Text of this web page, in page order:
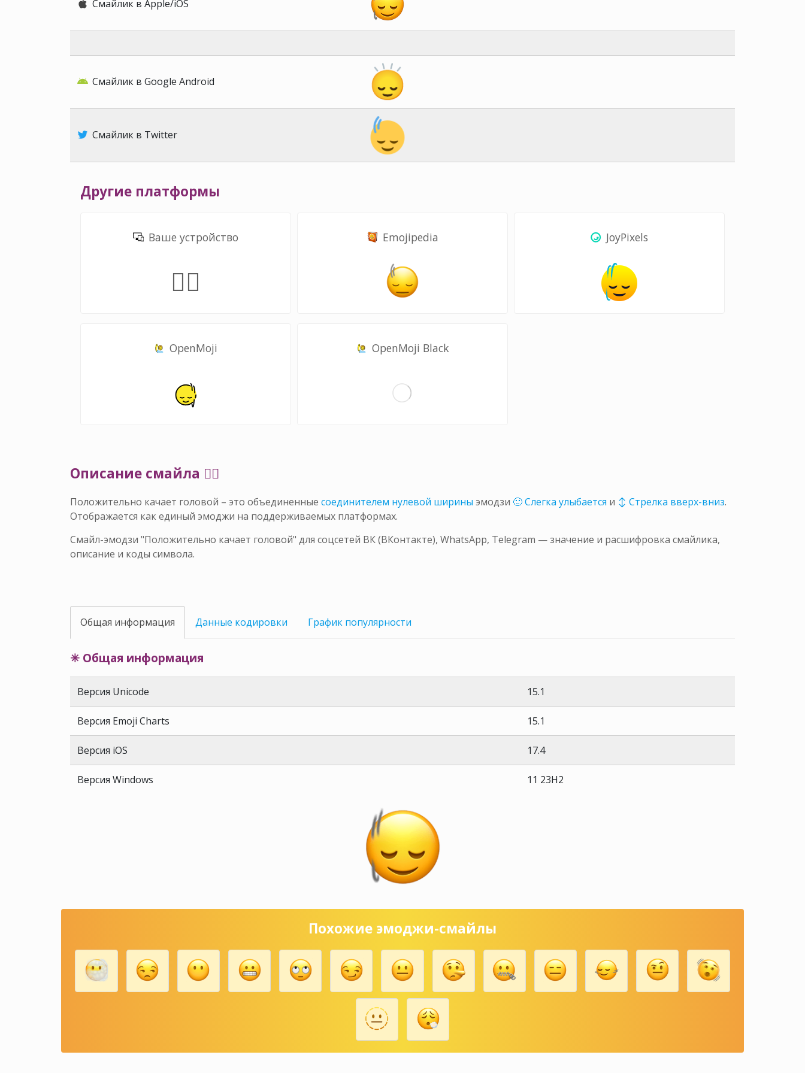
Смайлик в Apple/iOS
Смайлик в Google Android
Смайлик в Twitter
Другие платформы
Ваше устройство
🙂‍↕️
Emojipedia JoyPixels
OpenMoji OpenMoji Black
Описание смайла 🙂‍↕️
Положительно качает головой – это объединенные соединителем нулевой ширины эмодзи 🙂 Слегка улыбается и ↕ Стрелка вверх-вниз.
Отображается как единый эмоджи на поддерживаемых платформах.
Смайл-эмодзи "Положительно качает головой" для соцсетей ВК (ВКонтакте), WhatsApp, Telegram — значение и расшифровка смайлика,
описание и коды символа.
Общая информация Данные кодировки График популярности
✳ Общая информация
Версия Unicode 15.1
Версия Emoji Charts 15.1
Версия iOS 17.4
Версия Windows 11 23H2
Похожие эмоджи-смайлы